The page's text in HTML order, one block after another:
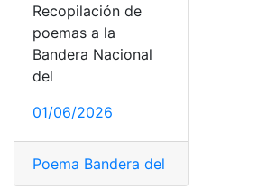
Recopilación de
poemas a la
Bandera Nacional
del
01/06/2026
Poema Bandera del Ecuador